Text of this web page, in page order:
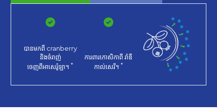
បានមកពី cranberry
និងចំរាញ់
ចេញពីអាសេរ៉ូឡា។ *
ការពារកោសិកាពី រ៉ាឌី
កាល់សេរី។ *